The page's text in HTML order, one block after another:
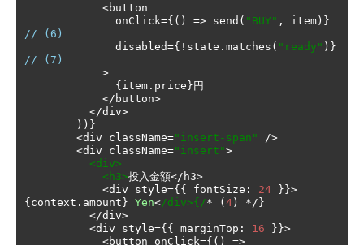
<button
              onClick
={() => send ( "BUY" , item )}
// (6)
              disabled
={! state . matches ( "ready" )}
// (7)
>
{ item . price }円
</ button>
</div>
))}
<div className="insert-span"
/>
<div className="insert">
<div>
<h3>投入金額</ h3>
<div style={{ fontSize : 24
}}>
{ context . amount } Yen</div>{/* ( 4 )
*/}
</div>
<div style={{ marginTop : 16
}}>
<button onClick={()
=>